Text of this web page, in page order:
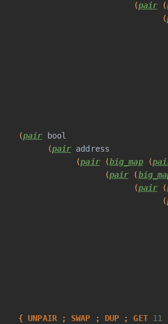
pair (
pair
bool
pair address
pair (big_map (
pair (
pair (
UNPAIR ; SWAP ; DUP ; GET 11